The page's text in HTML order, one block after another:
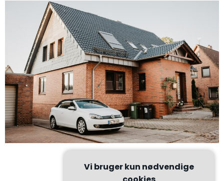
Vi bruger kun nødvendige